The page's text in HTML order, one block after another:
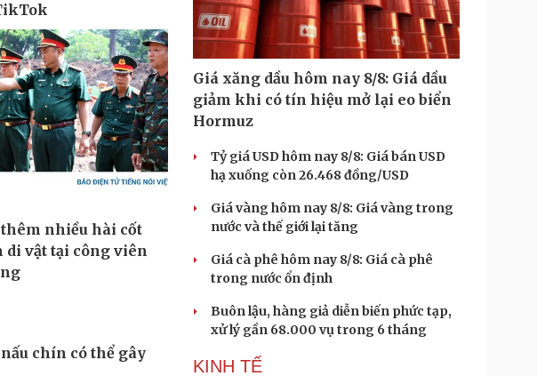
chín có thể gây
Giá xăng dầu hôm nay 8/8: Giá dầu
giảm khi có tín hiệu mở lại eo biển
Hormuz
Tỷ giá USD hôm nay 8/8: Giá bán USD
hạ xuống còn 26.468 đồng/USD
Giá vàng hôm nay 8/8: Giá vàng trong
nước và thế giới lại tăng
Giá cà phê hôm nay 8/8: Giá cà phê
trong nước ổn định
Buôn lậu, hàng giả diễn biến phức tạp,
xử lý gần 68.000 vụ trong 6 tháng
KINH TẾ